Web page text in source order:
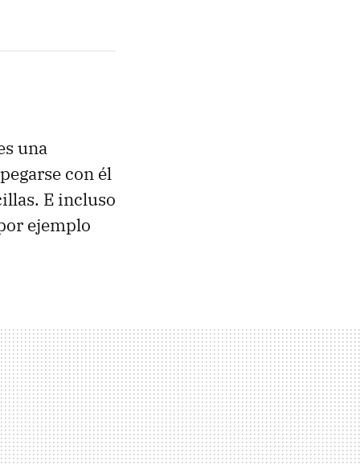
una
con él
E incluso
ejemplo